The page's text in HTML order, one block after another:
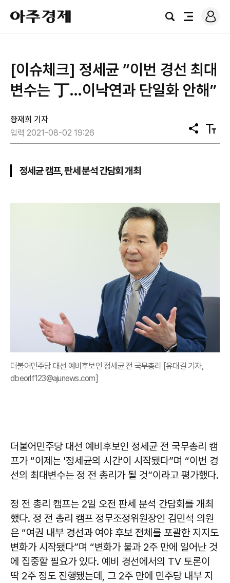
아
주
경
검
전
로
그
[이슈체크] ​정세균 “이번 경선 최대
변수는 丁…이낙연과 단일화 안해”
황재희 기자
입력 2021-08-02 19:26
공
유
텍
스
정세균 캠프, 판세 분석 간담회 개최
더불어민주당 대선 예비후보인 정세균 전 국무총리 [유대길 기자,
dbeorlf123@ajunews.com]
더불어민주당 대선 예비후보인 정세균 전 국무총리 캠
프가 “이제는 '정세균의 시간'이 시작됐다”며 “이번 경
선의 최대변수는 정 전 총리가 될 것”이라고 평가했다.
정 전 총리 캠프는 2일 오전 판세 분석 간담회를 개최
했다. 정 전 총리 캠프 정무조정위원장인 김민석 의원
은 “여권 내부 경선과 여야 후보 전체를 포괄한 지지도
변화가 시작됐다”며 “변화가 불과 2주 만에 일어난 것
에 집중할 필요가 있다. 예비 경선에서의 TV 토론이
딱 2주 정도 진행됐는데, 그 2주 만에 민주당 내부 지